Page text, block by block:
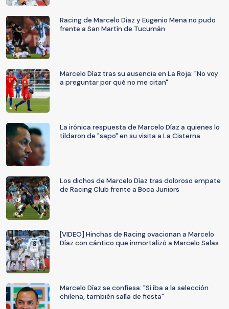
Racing de Marcelo Díaz y Eugenio Mena no pudo
frente a San Martín de Tucumán
Marcelo Díaz tras su ausencia en La Roja: "No voy
a preguntar por qué no me citan"
La irónica respuesta de Marcelo Díaz a quienes lo
tildaron de "sapo" en su visita a La Cisterna
Los dichos de Marcelo Díaz tras doloroso empate
de Racing Club frente a Boca Juniors
[VIDEO] Hinchas de Racing ovacionan a Marcelo
Díaz con cántico que inmortalizó a Marcelo Salas
Marcelo Díaz se confiesa: "Si iba a la selección
chilena, también salía de fiesta"